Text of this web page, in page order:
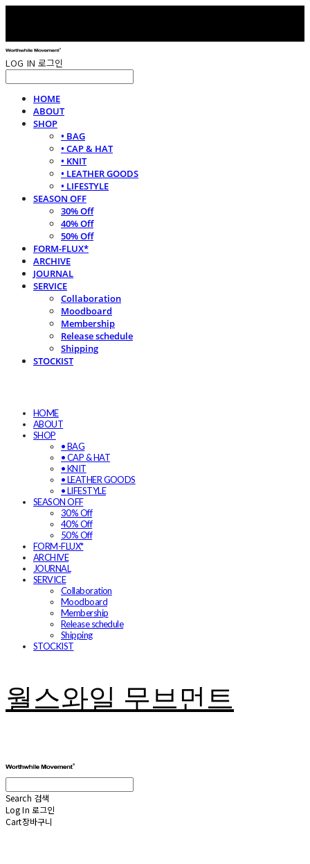
LOG IN 로그인
HOME
ABOUT
SHOP
• BAG
• CAP & HAT
• KNIT
• LEATHER GOODS
• LIFESTYLE
SEASON OFF
30% Off
40% Off
50% Off
FORM-FLUX*
ARCHIVE
JOURNAL
SERVICE
Collaboration
Moodboard
Membership
Release schedule
Shipping
STOCKIST
HOME
ABOUT
SHOP
• BAG
• CAP & HAT
• KNIT
• LEATHER GOODS
• LIFESTYLE
SEASON OFF
30% Off
40% Off
50% Off
FORM-FLUX*
ARCHIVE
JOURNAL
SERVICE
Collaboration
Moodboard
Membership
Release schedule
Shipping
STOCKIST
월스와일 무브먼트
Search 검색
Log In 로그인
Cart장바구니